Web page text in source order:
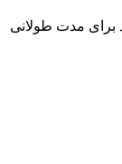
مدت طولانی